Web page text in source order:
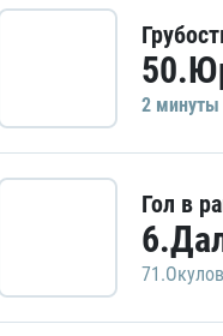
2 минуты
Гол в